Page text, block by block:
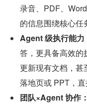
录音、PDF、
的信息围绕核心任
Agent 级执行能力
答，更具备高效的
更新现有文档，甚
落地页或 PPT，直
团队×Agent 协作：